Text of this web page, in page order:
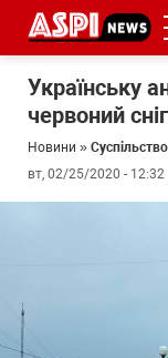
Українську
червоний
Новини » Суспільство
вт, 02/25/2020 - 12:32